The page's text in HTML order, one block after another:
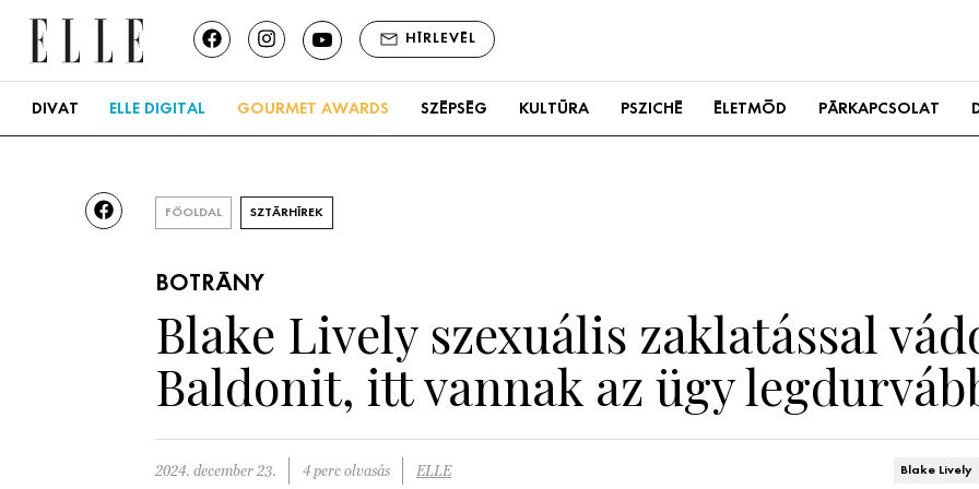
HÍRLEVÉL
DIVAT ELLE DIGITAL GOURMET AWARDS SZÉPSÉG KULTÚRA PSZICHÉ ÉLETMÓD PÁRKAPCSOLAT
FŐOLDAL SZTÁRHÍREK
BOTRÁNY
Blake Lively szexuális zaklatással
Baldonit, itt vannak az ügy
2024. december 23. 4 perc olvasás ELLE Blake Lively